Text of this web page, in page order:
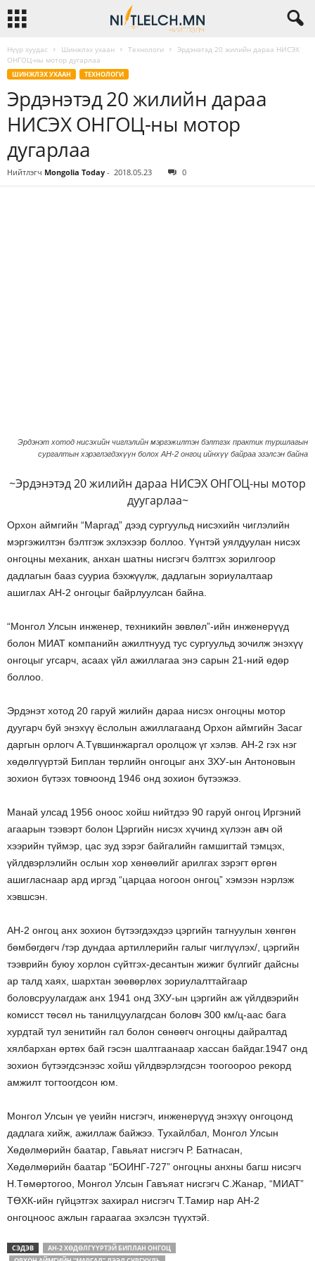
Нүүр хуудас Шинжлэх ухаан Технологи
Эрдэнэтэд 20 жилийн дараа НИСЭХ
ОНГОЦ-ны мотор дугарлаа
ШИНЖЛЭХ УХААН ТЕХНОЛОГИ
Эрдэнэтэд 20 жилийн дараа
НИСЭХ ОНГОЦ-ны мотор
дугарлаа
Нийтлэгч Mongolia Today - 2018.05.23 0
Эрдэнэт хотод нисэхийн чиглэлийн мэргэжилтэн бэлтгэх практик туршлагын
сургалтын хэрэглэгдэхүүн болох АН-2 онгоц ийнхүү байраа эзэлсэн байна
~Эрдэнэтэд 20 жилийн дараа НИСЭХ ОНГОЦ-ны мотор
дуугарлаа~
Орхон аймгийн “Маргад” дээд сургуульд нисэхийн чиглэлийн
мэргэжилтэн бэлтгэж эхлэхээр боллоо. Үүнтэй уялдуулан нисэх
онгоцны механик, анхан шатны нисгэгч бэлтгэх зорилгоор
дадлагын бааз сууриа бэхжүүлж, дадлагын зориулалтаар
ашиглах АН-2 онгоцыг байрлуулсан байна.
“Монгол Улсын инженер, техникийн зөвлөл”-ийн инженерүүд
болон МИАТ компанийн ажилтнууд тус сургуульд зочилж энэхүү
онгоцыг угсарч, асаах үйл ажиллагаа энэ сарын 21-ний өдөр
боллоо.
Эрдэнэт хотод 20 гаруй жилийн дараа нисэх онгоцны мотор
дуугарч буй энэхүү ёслолын ажиллагаанд Орхон аймгийн Засаг
даргын орлогч А.Түвшинжаргал оролцож үг хэлэв. АН-2 гэх нэг
хөдөлгүүртэй Биплан төрлийн онгоцыг анх ЗХУ-ын Антоновын
зохион бүтээх товчоонд 1946 онд зохион бүтээжээ.
Манай улсад 1956 оноос хойш нийтдээ 90 гаруй онгоц Иргэний
агаарын тээвэрт болон Цэргийн нисэх хүчинд хүлээн авч ой
хээрийн түймэр, цас зуд зэрэг байгалийн гамшигтай тэмцэх,
үйлдвэрлэлийн ослын хор хөнөөлийг арилгах зэрэгт өргөн
ашигласнаар ард иргэд “царцаа ногоон онгоц” хэмээн нэрлэж
хэвшсэн.
АН-2 онгоц анх зохион бүтээгдэхдээ цэргийн тагнуулын хөнгөн
бөмбөгдөгч /тэр дундаа артиллерийн галыг чиглүүлэх/, цэргийн
тээврийн буюу хорлон сүйтгэх-десантын жижиг бүлгийг дайсны
ар талд хаях, шархтан зөөвөрлөх зориулалттайгаар
боловсруулагдаж анх 1941 онд ЗХУ-ын цэргийн аж үйлдвэрийн
комисст төсөл нь танилцуулагдсан боловч 300 км/ц-аас бага
хурдтай тул зенитийн гал болон сөнөөгч онгоцны дайралтад
хялбархан өртөх бай гэсэн шалтгаанаар хассан байдаг.1947 онд
зохион бүтээгдсэнээс хойш үйлдвэрлэгдсэн тоогоороо рекорд
амжилт тогтоогдсон юм.
Монгол Улсын үе үеийн нисгэгч, инженерүүд энэхүү онгоцонд
дадлага хийж, ажиллаж байжээ. Тухайлбал, Монгол Улсын
Хөдөлмөрийн баатар, Гавьяат нисгэгч Р. Батнасан,
Хөдөлмөрийн баатар “БОИНГ-727” онгоцны анхны багш нисэгч
Н.Төмөртогоо, Монгол Улсын Гавъяат нисгэгч С.Жанар, “МИАТ”
ТӨХК-ийн гүйцэтгэх захирал нисгэгч Т.Тамир нар АН-2
онгоцноос ажлын гараагаа эхэлсэн түүхтэй.
СЭДЭВ
АН-2 ХӨДӨЛГҮҮРТЭЙ БИПЛАН ОНГОЦ